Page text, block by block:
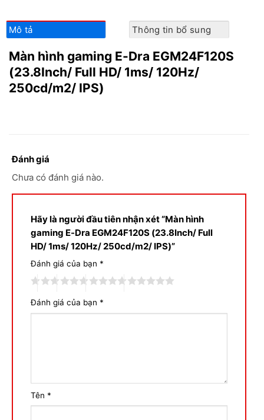
Mô tả Thông tin bổ sung
Màn hình gaming E-Dra EGM24F120S
(23.8Inch/ Full HD/ 1ms/ 120Hz/
250cd/m2/ IPS)
Đánh giá
Chưa có đánh giá nào.
Hãy là người đầu tiên nhận xét “Màn hình
gaming E-Dra EGM24F120S (23.8Inch/ Full
HD/ 1ms/ 120Hz/ 250cd/m2/ IPS)”
Đánh giá của bạn *
Đánh giá của bạn *
Tên *